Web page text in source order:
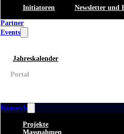
Initiatoren Newsletter und
Partner
Events
Jahreskalender
Whitepaper
Portal
Research
Projekte
Massnahmen